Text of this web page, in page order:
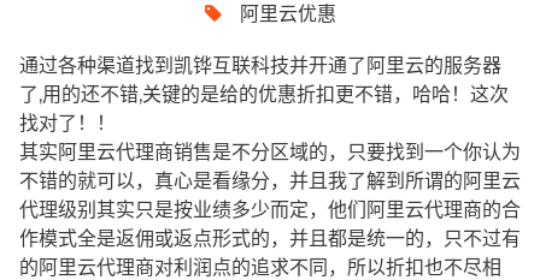
阿里云优惠
通过各种渠道找到凯铧互联科技并开通了阿里云的服务器
了,用的还不错,关键的是给的优惠折扣更不错，哈哈！这次
找对了！！
其实阿里云代理商销售是不分区域的，只要找到一个你认为
不错的就可以，真心是看缘分，并且我了解到所谓的阿里云
代理级别其实只是按业绩多少而定，他们阿里云代理商的合
作模式全是返佣或返点形式的，并且都是统一的，只不过有
的阿里云代理商对利润点的追求不同，所以折扣也不尽相